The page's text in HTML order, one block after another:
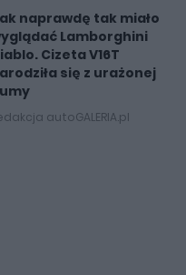
naprawdę tak miało
Lamborghini
Cizeta V16T
się z urażonej
autoGALERIA.pl